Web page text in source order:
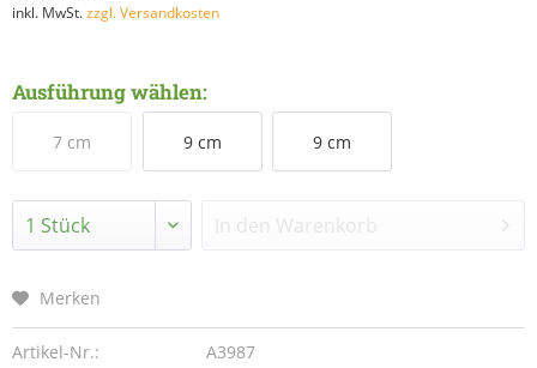
inkl. MwSt.zzgl. Versandkosten
Ausführung wählen:
7 cm 9 cm 9 cm
In den Warenkorb
Merken
Artikel-Nr.: A3987